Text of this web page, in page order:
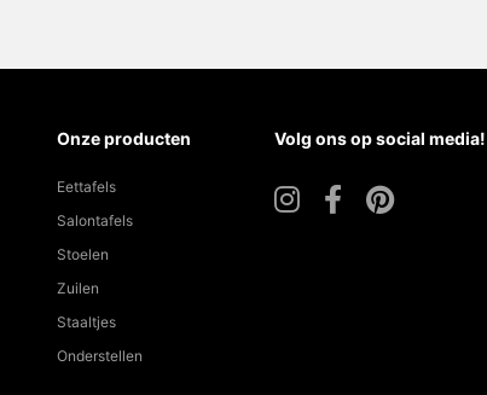
Onze producten
Eettafels
Salontafels
Stoelen
Zuilen
Staaltjes
Onderstellen
Volg ons op social media!